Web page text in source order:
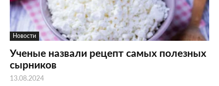
Новости
Ученые назвали рецепт самых полезных
сырников
13.08.2024